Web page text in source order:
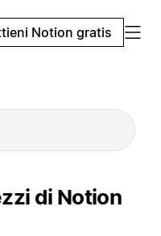
Notion gratis
di Notion